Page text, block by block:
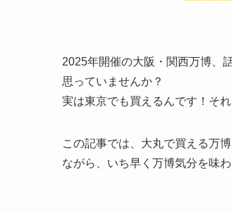
2025年開催の大阪・関西万博、
思っていませんか？
実は東京でも買えるんです！そ
この記事では、大丸で買える万
ながら、いち早く万博気分を味